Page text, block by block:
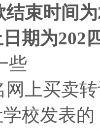
结束时间 为
期为202
些
网上买卖
校发表